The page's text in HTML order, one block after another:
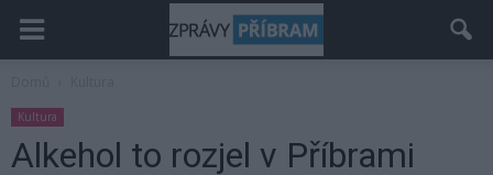
Kultura
Alkehol to rozjel v Příbrami